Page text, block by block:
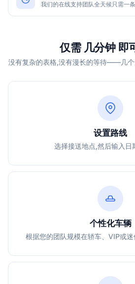
我们的在线支持团队全天候只需一条
仅需 几分钟 即
没有复杂的表格,没有漫长的等待——几个
设置路线
选择接送地点,然后输入日
个性化车辆
根据您的团队规模在轿车、VIP或迷